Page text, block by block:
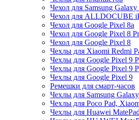
Чехол для Samsung
Чехол для ALLDOCUBE
Чехол для Google Pixel 8a
Чехол для Google Pixel 8
Чехол для Google Pixel 8
Чехлы для Xiaomi Redmi
Чехлы для Google Pixel 9
Чехлы для Google Pixel 9
Чехлы для Google Pixel 9
Ремешки для смарт-часов
Чехлы для Samsung
Чехлы для Poco Pad,
Чехлы для Huawei